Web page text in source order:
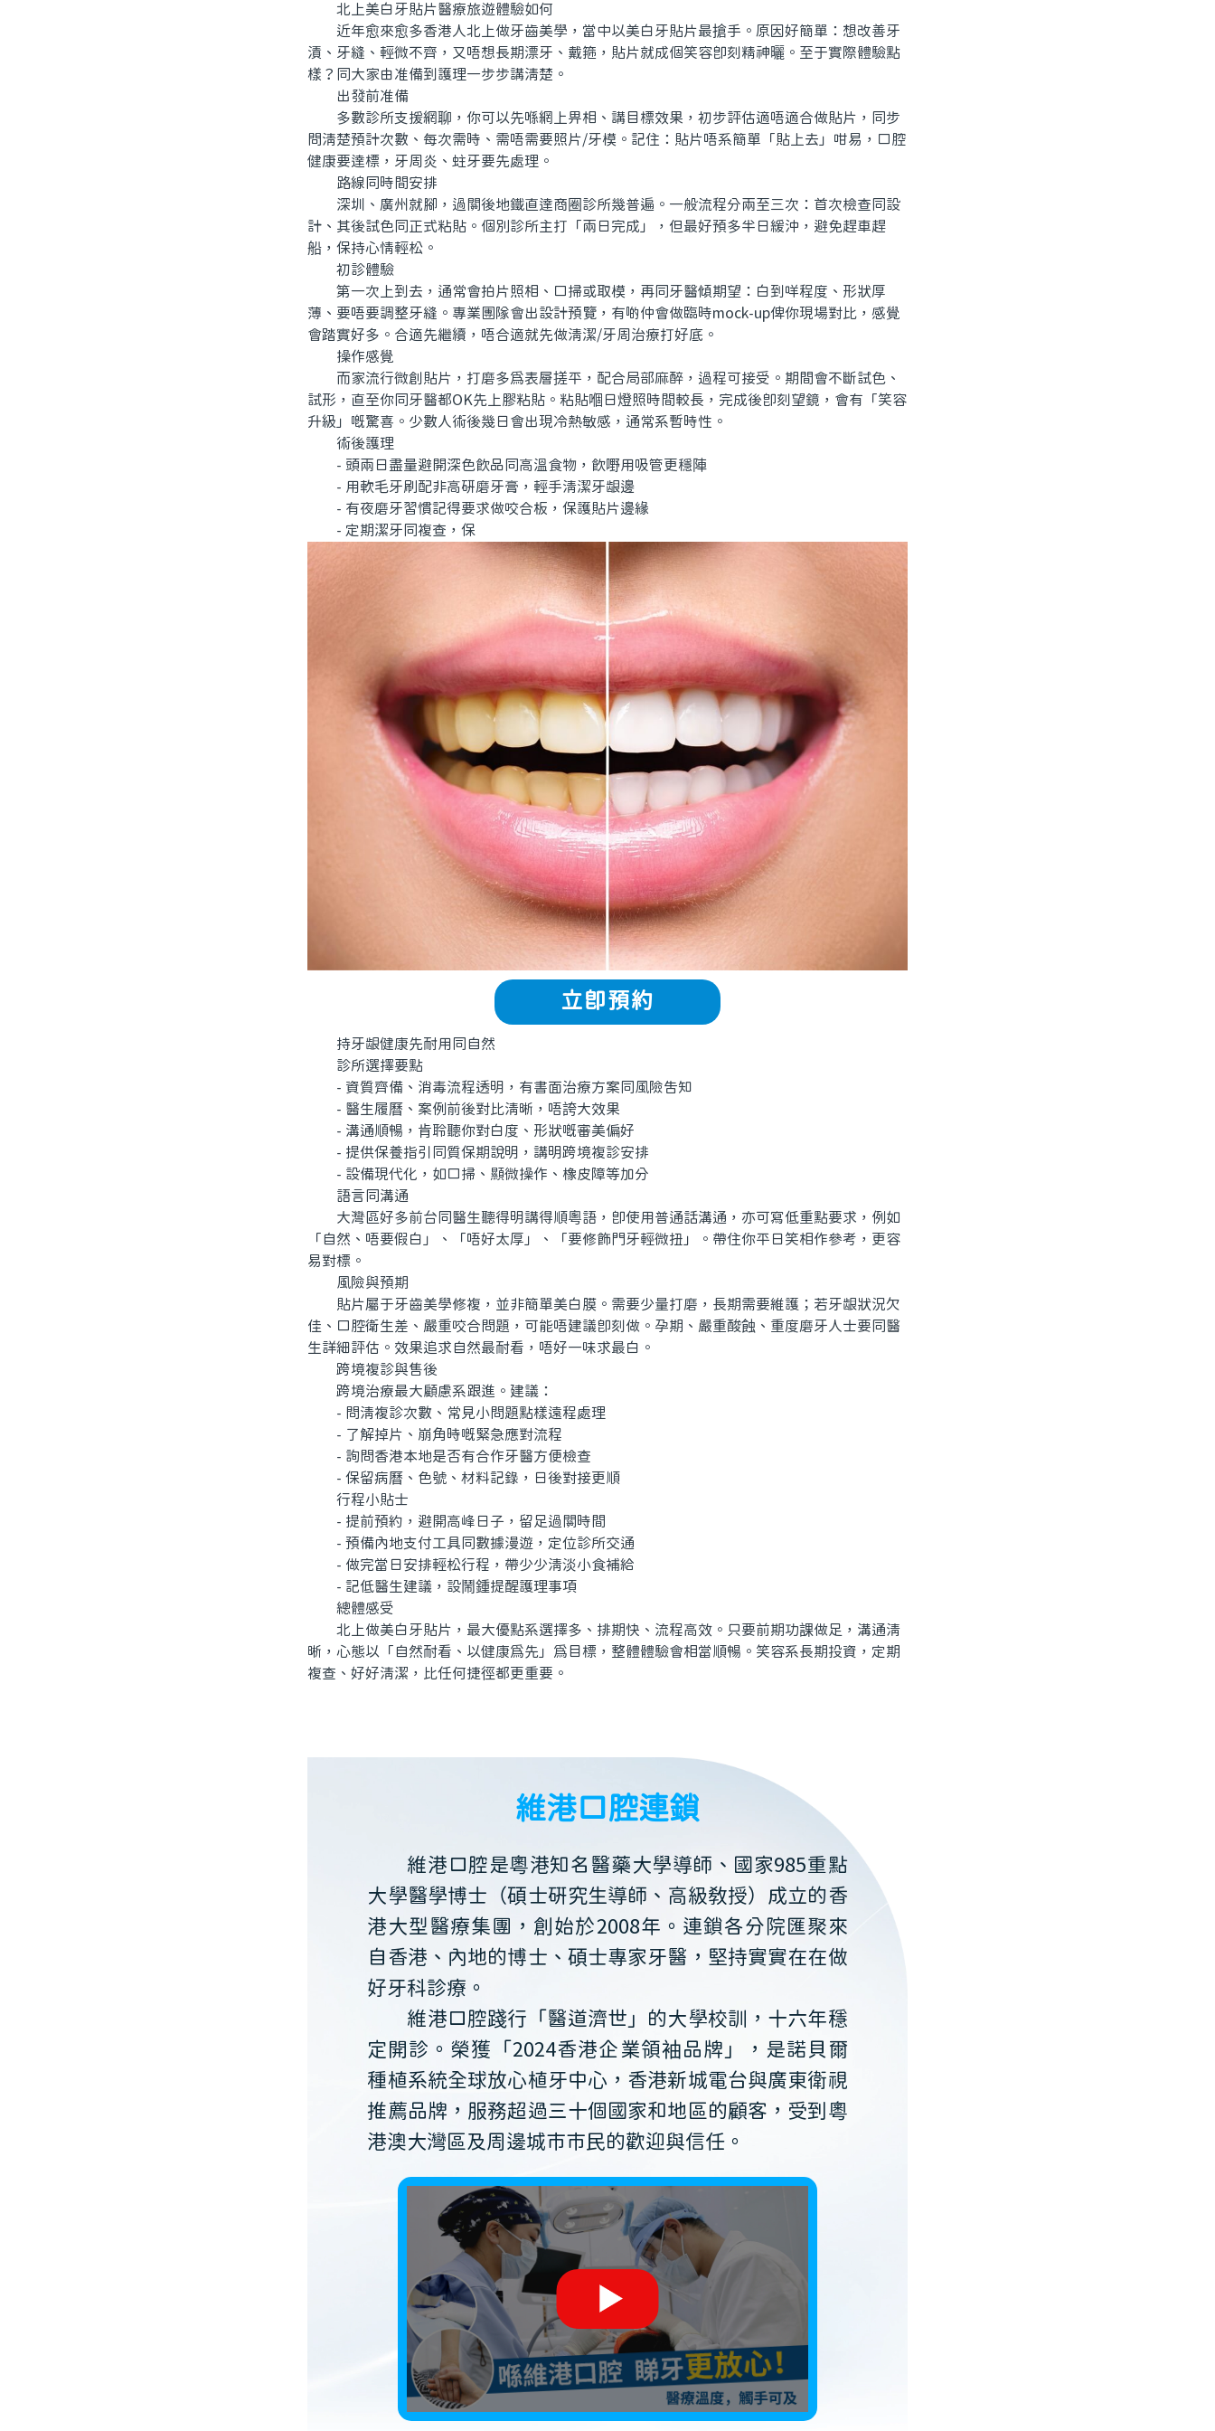
北上美白牙貼片醫療旅遊體驗如何
近年愈來愈多香港人北上做牙齒美學，當中以美白牙貼片最搶手。原因好簡單：想改善牙
漬、牙縫、輕微不齊，又唔想長期漂牙、戴箍，貼片就成個笑容即刻精神曬。至于實際體驗點
樣？同大家由准備到護理一步步講清楚。
出發前准備
多數診所支援網聊，你可以先喺網上畀相、講目標效果，初步評估適唔適合做貼片，同步
問清楚預計次數、每次需時、需唔需要照片/牙模。記住：貼片唔系簡單「貼上去」咁易，口腔
健康要達標，牙周炎、蛀牙要先處理。
路線同時間安排
深圳、廣州就腳，過關後地鐵直達商圈診所幾普遍。一般流程分兩至三次：首次檢查同設
計、其後試色同正式粘貼。個別診所主打「兩日完成」，但最好預多半日緩沖，避免趕車趕
船，保持心情輕松。
初診體驗
第一次上到去，通常會拍片照相、口掃或取模，再同牙醫傾期望：白到咩程度、形狀厚
薄、要唔要調整牙縫。專業團隊會出設計預覽，有啲仲會做臨時mock-up俾你現場對比，感覺
會踏實好多。合適先繼續，唔合適就先做清潔/牙周治療打好底。
操作感覺
而家流行微創貼片，打磨多爲表層搓平，配合局部麻醉，過程可接受。期間會不斷試色、
試形，直至你同牙醫都OK先上膠粘貼。粘貼嗰日燈照時間較長，完成後即刻望鏡，會有「笑容
升級」嘅驚喜。少數人術後幾日會出現冷熱敏感，通常系暫時性。
術後護理
- 頭兩日盡量避開深色飲品同高溫食物，飲嘢用吸管更穩陣
- 用軟毛牙刷配非高研磨牙膏，輕手清潔牙龈邊
- 有夜磨牙習慣記得要求做咬合板，保護貼片邊緣
- 定期潔牙同複查，保
立即預約
持牙龈健康先耐用同自然
診所選擇要點
- 資質齊備、消毒流程透明，有書面治療方案同風險告知
- 醫生履曆、案例前後對比清晰，唔誇大效果
- 溝通順暢，肯聆聽你對白度、形狀嘅審美偏好
- 提供保養指引同質保期說明，講明跨境複診安排
- 設備現代化，如口掃、顯微操作、橡皮障等加分
語言同溝通
大灣區好多前台同醫生聽得明講得順粵語，即使用普通話溝通，亦可寫低重點要求，例如
「自然、唔要假白」、「唔好太厚」、「要修飾門牙輕微扭」。帶住你平日笑相作參考，更容
易對標。
風險與預期
貼片屬于牙齒美學修複，並非簡單美白膜。需要少量打磨，長期需要維護；若牙龈狀況欠
佳、口腔衛生差、嚴重咬合問題，可能唔建議即刻做。孕期、嚴重酸蝕、重度磨牙人士要同醫
生詳細評估。效果追求自然最耐看，唔好一味求最白。
跨境複診與售後
跨境治療最大顧慮系跟進。建議：
- 問清複診次數、常見小問題點樣遠程處理
- 了解掉片、崩角時嘅緊急應對流程
- 詢問香港本地是否有合作牙醫方便檢查
- 保留病曆、色號、材料記錄，日後對接更順
行程小貼士
- 提前預約，避開高峰日子，留足過關時間
- 預備內地支付工具同數據漫遊，定位診所交通
- 做完當日安排輕松行程，帶少少清淡小食補給
- 記低醫生建議，設鬧鍾提醒護理事項
總體感受
北上做美白牙貼片，最大優點系選擇多、排期快、流程高效。只要前期功課做足，溝通清
晰，心態以「自然耐看、以健康爲先」爲目標，整體體驗會相當順暢。笑容系長期投資，定期
複查、好好清潔，比任何捷徑都更重要。
維港口腔連鎖
維港口腔是粵港知名醫藥大學導師、國家985重點
大學醫學博士（碩士研究生導師、高級教授）成立的香
港大型醫療集團，創始於2008年。連鎖各分院匯聚來
自香港、內地的博士、碩士專家牙醫，堅持實實在在做
好牙科診療。
維港口腔踐行「醫道濟世」的大學校訓，十六年穩
定開診。榮獲「2024香港企業領袖品牌」，是諾貝爾
種植系統全球放心植牙中心，香港新城電台與廣東衛視
推薦品牌，服務超過三十個國家和地區的顧客，受到粵
港澳大灣區及周邊城市市民的歡迎與信任。